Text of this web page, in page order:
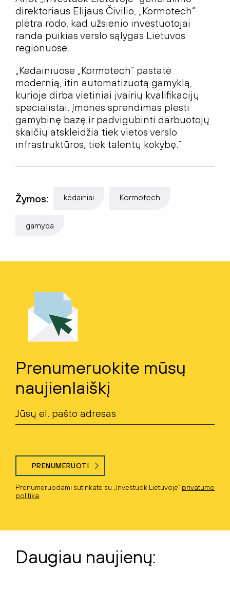
direktoriaus Elijaus Čivilio, „Kormotech“
plėtra rodo, kad užsienio investuotojai
randa puikias verslo sąlygas Lietuvos
regionuose.
„Kėdainiuose „Kormotech“ pastatė
modernią, itin automatizuotą gamyklą,
kurioje dirba vietiniai įvairių kvalifikacijų
specialistai. Įmonės sprendimas plėsti
gamybinę bazę ir padvigubinti darbuotojų
skaičių atskleidžia tiek vietos verslo
infrastruktūros, tiek talentų kokybę.“
Žymos: kėdainiai Kormotech
gamyba
Prenumeruokite mūsų
naujienlaiškį
PRENUMERUOTI
Prenumeruodami sutinkate su „Investuok Lietuvoje“ privatumo
politika
Daugiau naujienų: